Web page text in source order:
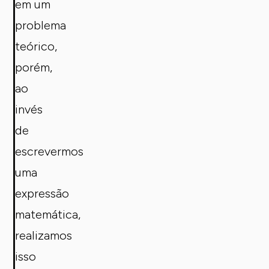
em um
problema
teórico,
porém,
ao
invés
de
escrevermos
uma
expressão
matemática,
realizamos
isso